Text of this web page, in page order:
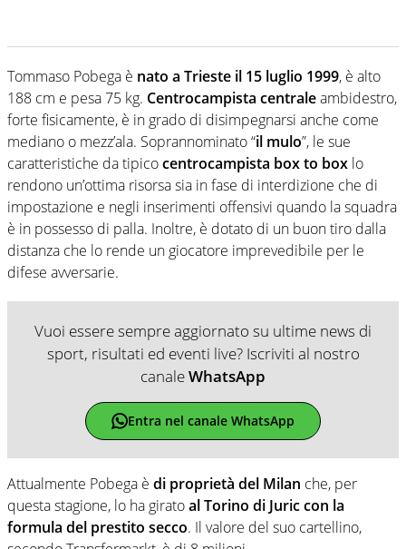
Tommaso Pobega è nato a Trieste il 15 luglio 1999, è alto
188 cm e pesa 75 kg. Centrocampista centraleambidestro,
forte fisicamente, è in grado di disimpegnarsi anche come
mediano o mezz’ala. Soprannominato “il mulo”, le sue
caratteristiche da tipicocentrocampista box to box lo
rendono un’ottima risorsa sia in fase di interdizione che di
impostazione e negli inserimenti offensivi quando la squadra
è in possesso di palla. Inoltre, è dotato di un buon tiro dalla
distanza che lo rende un giocatore imprevedibile per le
difese avversarie.
Vuoi essere sempre aggiornato su ultime news di
sport, risultati ed eventi live? Iscriviti al nostro
canaleWhatsApp
Entra nel canale WhatsApp
Attualmente Pobega è di proprietà del Milan che, per
questa stagione, lo ha giratoal Torino di Juric con la
formula del prestito secco. Il valore del suo cartellino,